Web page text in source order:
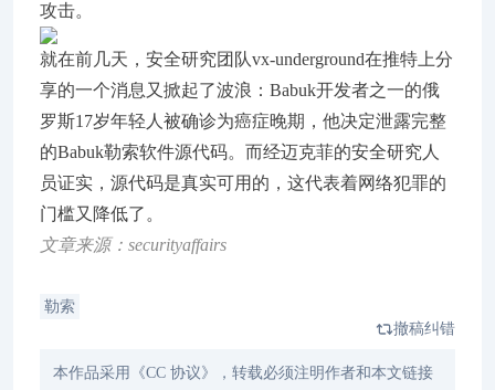
攻击。
就在前几天，安全研究团队vx-underground在推特上分
享的一个消息又掀起了波浪：Babuk开发者之一的俄
罗斯17岁年轻人被确诊为癌症晚期，他决定泄露完整
的Babuk勒索软件源代码。而经迈克菲的安全研究人
员证实，源代码是真实可用的，这代表着网络犯罪的
门槛又降低了。
文章来源：securityaffairs
勒索
撤稿纠错
本作品采用《CC 协议》，转载必须注明作者和本文链接